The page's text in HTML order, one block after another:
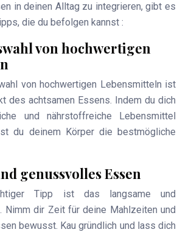
in deinen Alltag zu integrieren, gibt es
die du befolgen kannst :
von hochwertigen
von hochwertigen Lebensmitteln ist
des achtsamen Essens. Indem du dich
und nährstoffreiche Lebensmittel
du deinem Körper die bestmögliche
genussvolles Essen
Tipp ist das langsame und
Nimm dir Zeit für deine Mahlzeiten und
bewusst. Kau gründlich und lass dich